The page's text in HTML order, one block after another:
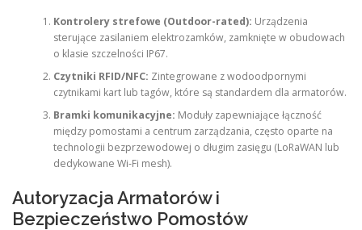
Kontrolery strefowe (Outdoor-rated): Urządzenia
sterujące zasilaniem elektrozamków, zamknięte w obudowach
o klasie szczelności IP67.
Czytniki RFID/NFC: Zintegrowane z wodoodpornymi
czytnikami kart lub tagów, które są standardem dla armatorów.
Bramki komunikacyjne: Moduły zapewniające łączność
między pomostami a centrum zarządzania, często oparte na
technologii bezprzewodowej o długim zasięgu (LoRaWAN lub
dedykowane Wi-Fi mesh).
Autoryzacja Armatorów i
Bezpieczeństwo Pomostów